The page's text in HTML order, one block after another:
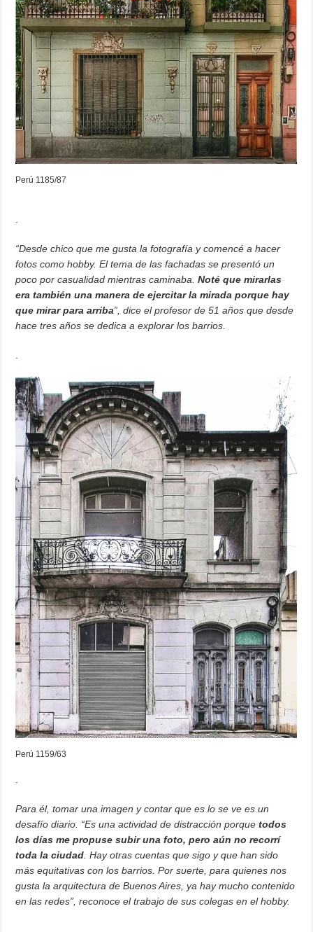
Perú 1185/87
“Desde chico que me gusta la fotografía y comencé a hacer
fotos como hobby. El tema de las fachadas se presentó un
poco por casualidad mientras caminaba.Noté que mirarlas
era también una manera de ejercitar la mirada porque hay
que mirar para arriba”, dice el profesor de 51 años que desde
hace tres años se dedica a explorar los barrios.
Perú 1159/63
Para él, tomar una imagen y contar que es lo se ve es un
desafío diario. “Es una actividad de distracción porquetodos
los días me propuse subir una foto, pero aún no recorrí
toda la ciudad . Hay otras cuentas que sigo y que han sido
más equitativas con los barrios. Por suerte, para quienes nos
gusta la arquitectura de Buenos Aires, ya hay mucho contenido
en las redes”, reconoce el trabajo de sus colegas en el hobby.